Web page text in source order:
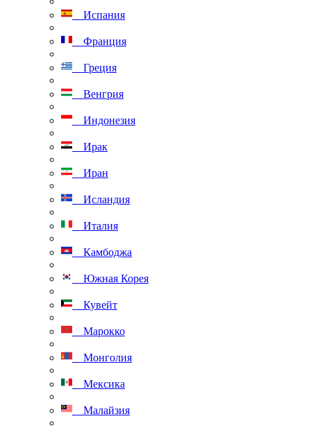
Испания
Франция
Греция
Венгрия
Индонезия
Ирак
Иран
Исландия
Италия
Камбоджа
Южная Корея
Кувейт
Марокко
Монголия
Мексика
Малайзия